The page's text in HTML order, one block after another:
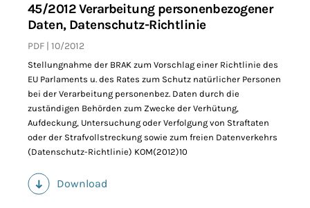
45/2012 Verarbeitung personenbezogener
Daten, Datenschutz-Richtlinie
PDF 10/2012
Stellungnahme der BRAK zum Vorschlag einer Richtlinie des
EU Parlaments u. des Rates zum Schutz natürlicher Personen
bei der Verarbeitung personenbez. Daten durch die
zuständigen Behörden zum Zwecke der Verhütung,
Aufdeckung, Untersuchung oder Verfolgung von Straftaten
oder der Strafvollstreckung sowie zum freien Datenverkehrs
(Datenschutz-Richtlinie) KOM(2012)10
Download
(PDF)